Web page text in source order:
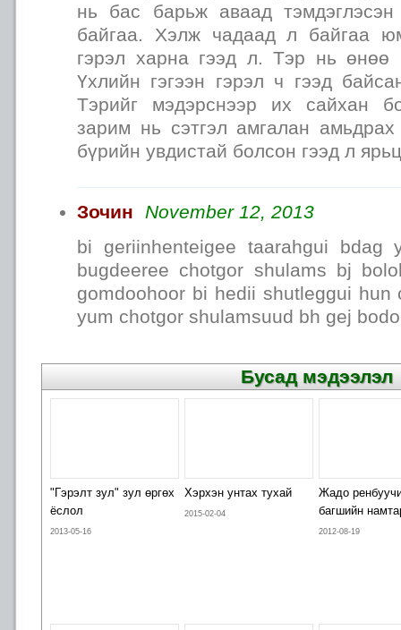
нь бас барьж аваад
байгаа. Хэлж чадаад л байгаа
гэрэл харна гээд л. Тэр нь өнөө
Үхлийн гэгээн гэрэл ч гээд
Тэрийг мэдэрснээр их сайхан
зарим нь сэтгэл амгалан
бүрийн увдистай болсон гээд л
Зочин
November 12, 2013
bi geriinhenteigee taarahgui bdag
bugdeeree chotgor shulams bj
gomdoohoor bi hedii shutleggui hun
yum chotgor shulamsuud bh gej
Бусад мэдээлэл
"Гэрэлт зул" зул өргөх
ёслол
2013-05-16
Хэрхэн унтах тухай
2015-02-04
Жадо
багшийн
2012-08-19